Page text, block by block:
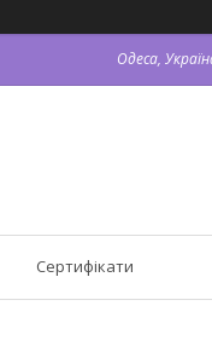
Одеса,
Сертифікати